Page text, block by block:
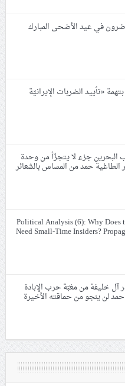
في عيد الأضحى المبارك
شيعيًّا بتهمة «تأييد الضربات الإيرانيّة
جزء لا يتجزّأ من وحدة
الطاغية حمد من المساس بالشعائر
Political Analysis (6): Why Does
Need Small-Time Insiders?
خليفة من مغبّة حرب الإبادة
لن ينجو من حماقته الأخيرة